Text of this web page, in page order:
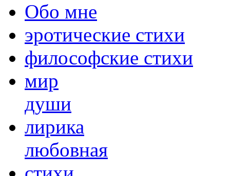
Обо мне
эротические стихи
философские стихи
мир
души
лирика
любовная